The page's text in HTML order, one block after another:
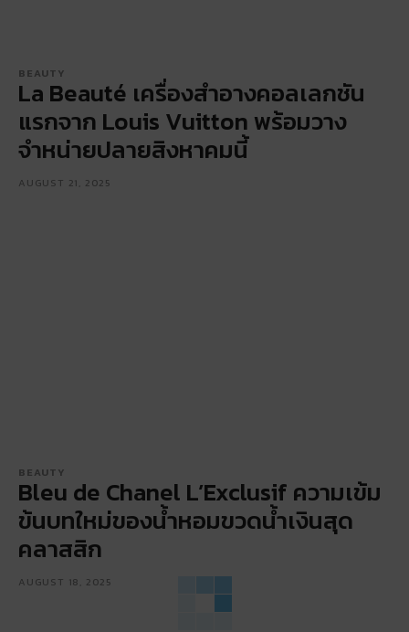
BEAUTY
La Beauté เครื่องสำอางคอลเลกชัน
แรกจาก Louis Vuitton พร้อมวาง
จำหน่ายปลายสิงหาคมนี้
AUGUST 21, 2025
BEAUTY
Bleu de Chanel L’Exclusif ความเข้ม
ข้นบทใหม่ของน้ำหอมขวดน้ำเงินสุด
คลาสสิก
AUGUST 18, 2025